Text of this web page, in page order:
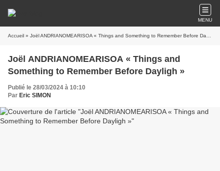
MENU
Accueil » Joël ANDRIANOMEARISOA « Things and Something to Remember Before Dayligh »
Joël ANDRIANOMEARISOA « Things and
Something to Remember Before Dayligh »
Publié le 28/03/2024 à 10:10
Par Eric SIMON